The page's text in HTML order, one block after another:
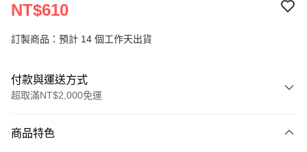
NT$610
訂製商品：預計 14 個工作天出貨
付款與運送方式
超取滿NT$2,000免運
信用卡一次付款
商品特色